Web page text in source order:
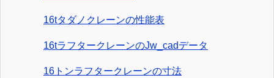
16tタダノクレーンの性能表
16tラフタークレーンのJw_cadデータ
16トンラフタークレーンの寸法